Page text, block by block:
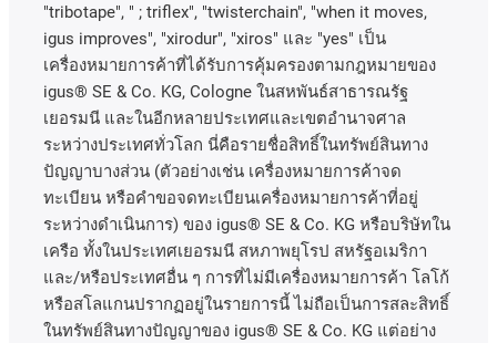
"tribotape", " ; triflex", "twisterchain", "when it moves,
igus improves", "xirodur", "xiros" และ "yes" เป็น
เครื่องหมายการค้าที่ได้รับการคุ้มครองตามกฎหมายของ
igus® SE & Co. KG, Cologne ในสหพันธ์สาธารณรัฐ
เยอรมนี และในอีกหลายประเทศและเขตอํานาจศาล
ระหว่างประเทศทั่วโลก นี่คือรายชื่อสิทธิ์ในทรัพย์สินทาง
ปัญญาบางส่วน (ตัวอย่างเช่น เครื่องหมายการค้าจด
ทะเบียน หรือคำขอจดทะเบียนเครื่องหมายการค้าที่อยู่
ระหว่างดำเนินการ) ของ igus® SE & Co. KG หรือบริษัทใน
เครือ ทั้งในประเทศเยอรมนี สหภาพยุโรป สหรัฐอเมริกา
และ/หรือประเทศอื่น ๆ การที่ไม่มีเครื่องหมายการค้า โลโก้
หรือสโลแกนปรากฏอยู่ในรายการนี้ ไม่ถือเป็นการสละสิทธิ์
ในทรัพย์สินทางปัญญาของ igus® SE & Co. KG แต่อย่าง